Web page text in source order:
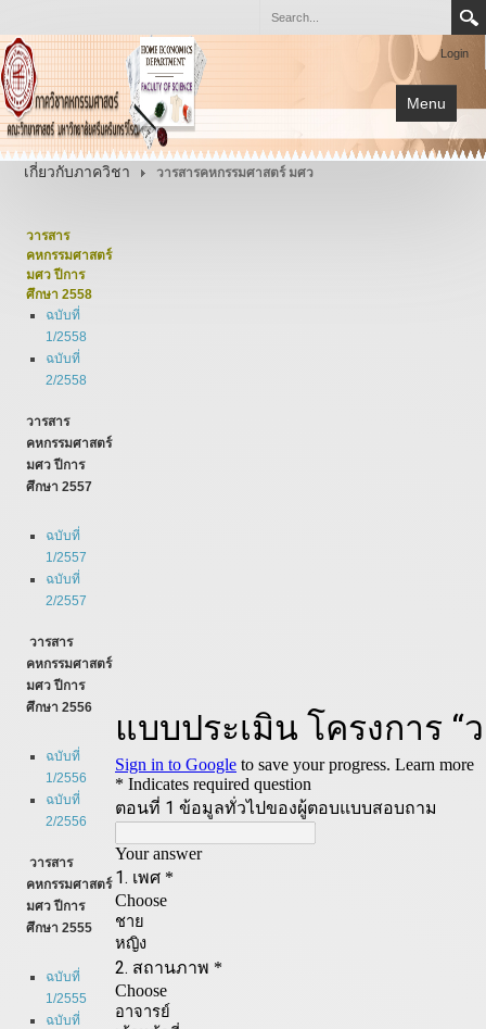
Login
Menu
หน้าแรก
เกี่ยวกับภาควิชา วารสารคหกรรมศาสตร์ มศว
วารสาร
คหกรรมศาสตร์
มศว ปีการ
ศึกษา 2558
ฉบับที่
1/2558
ฉบับที่
2/2558
วารสาร
คหกรรมศาสตร์
มศว ปีการ
ศึกษา 2557
ฉบับที่
1/2557
ฉบับที่
2/2557
วารสาร
คหกรรมศาสตร์
มศว ปีการ
ศึกษา 2556
ฉบับที่
1/2556
ฉบับที่
2/2556
วารสาร
คหกรรมศาสตร์
มศว ปีการ
ศึกษา 2555
ฉบับที่
1/2555
ฉบับที่